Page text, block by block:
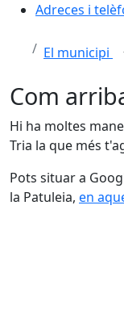
Adreces i
El municipi
Com
Hi ha moltes
Tria la que més
Pots situar a
la Patuleia, en